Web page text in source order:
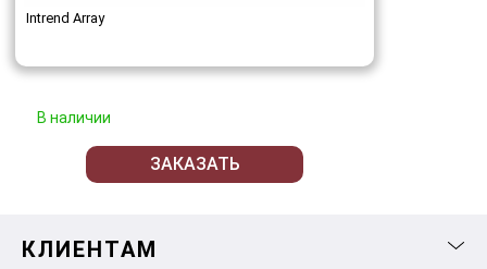
Intrend Array
В наличии
ЗАКАЗАТЬ
КЛИЕНТАМ